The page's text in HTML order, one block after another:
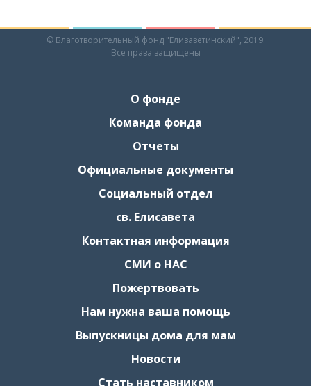
© Благотворительный фонд "Елизаветинский", 2019.
Все права защищены
О фонде
Команда фонда
Отчеты
Официальные документы
Социальный отдел
св. Елисавета
Контактная информация
СМИ о НАС
Пожертвовать
Нам нужна ваша помощь
Выпускницы дома для мам
Новости
Стать наставником